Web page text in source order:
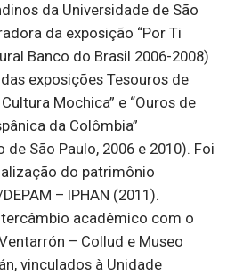
da Universidade de São
da exposição “Por Ti
Banco do Brasil 2006-2008)
exposições Tesouros de
Mochica” e “Ouros de
da Colômbia”
São Paulo, 2006 e 2010). Foi
do patrimônio
– IPHAN (2011).
acadêmico com o
– Collud e Museo
vinculados à Unidade